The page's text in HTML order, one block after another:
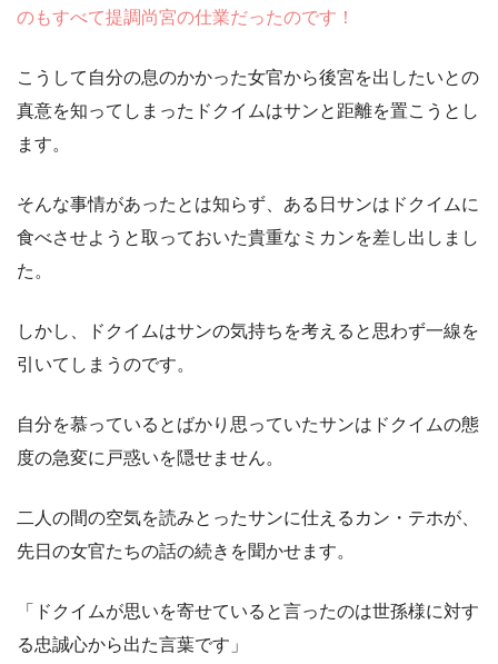
のもすべて提調尚宮の仕業だったのです！
こうして自分の息のかかった女官から後宮を出したいとの
真意を知ってしまったドクイムはサンと距離を置こうとし
ます。
そんな事情があったとは知らず、ある日サンはドクイムに
食べさせようと取っておいた貴重なミカンを差し出しまし
た。
しかし、ドクイムはサンの気持ちを考えると思わず一線を
引いてしまうのです。
自分を慕っているとばかり思っていたサンはドクイムの態
度の急変に戸惑いを隠せません。
二人の間の空気を読みとったサンに仕えるカン・テホが、
先日の女官たちの話の続きを聞かせます。
「ドクイムが思いを寄せていると言ったのは世孫様に対す
る忠誠心から出た言葉です」